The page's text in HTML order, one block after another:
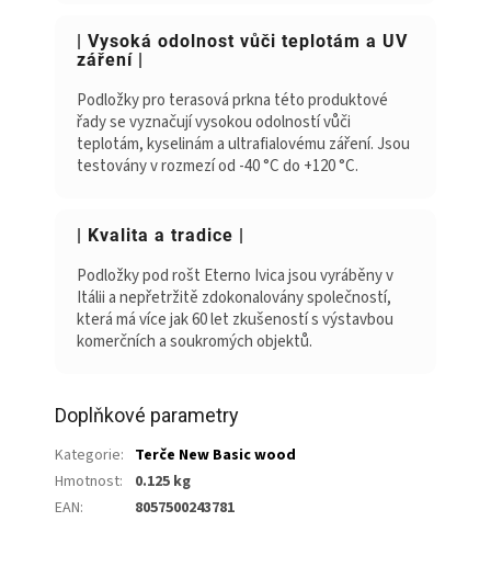
| Vysoká odolnost vůči teplotám a UV
záření |
Podložky pro terasová prkna této produktové
řady se vyznačují vysokou odolností vůči
teplotám, kyselinám a ultrafialovému záření. Jsou
testovány v rozmezí od -40 °C do +120 °C.
| Kvalita a tradice |
Podložky pod rošt Eterno Ivica jsou vyráběny v
Itálii a nepřetržitě zdokonalovány společností,
která má více jak 60 let zkušeností s výstavbou
komerčních a soukromých objektů.
Doplňkové parametry
Kategorie: Terče New Basic wood
Hmotnost:
0.125 kg
EAN: 8057500243781